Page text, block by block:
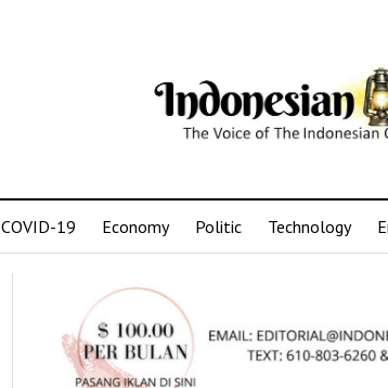
COVID-19 Economy Politic Technology